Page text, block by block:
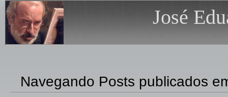
José
Navegando Posts publicados